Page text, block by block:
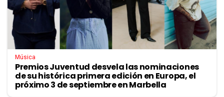
Música
Premios Juventud desvela las nominaciones
de su histórica primera edición en Europa, el
próximo 3 de septiembre en Marbella